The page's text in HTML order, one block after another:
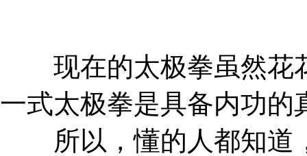
现在的太极拳虽然花
一式太极拳是具备内功的
所以，懂的人都知道